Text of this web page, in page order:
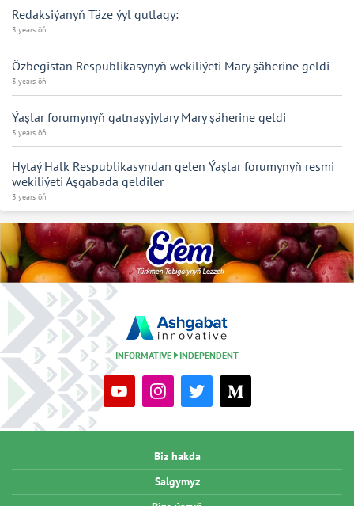
Redaksiýanyň Täze ýyl gutlagy:
3 years öň
Özbegistan Respublikasynyň wekiliýeti Mary şäherine geldi
3 years öň
Ýaşlar forumynyň gatnaşyjylary Mary şäherine geldi
3 years öň
Hytaý Halk Respublikasyndan gelen Ýaşlar forumynyň resmi
wekiliýeti Aşgabada geldiler
3 years öň
INFORMATIVE INDEPENDENT
Biz hakda
Salgymyz